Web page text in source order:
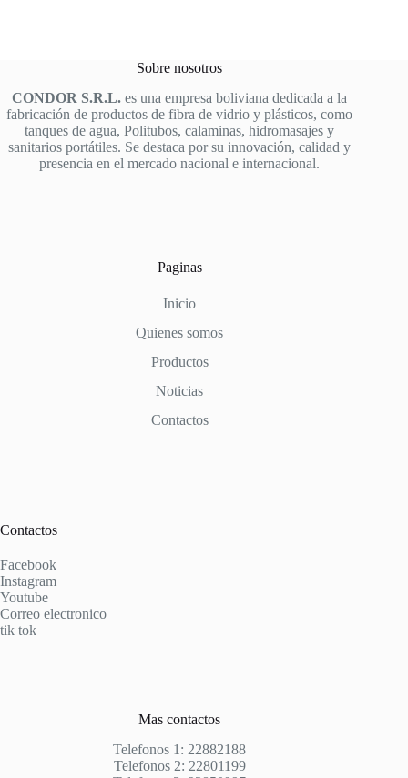
Sobre nosotros
CONDOR S.R.L. es una empresa boliviana dedicada a la
fabricación de productos de fibra de vidrio y plásticos, como
tanques de agua, Politubos, calaminas, hidromasajes y
sanitarios portátiles. Se destaca por su innovación, calidad y
presencia en el mercado nacional e internacional.
Paginas
Inicio
Quienes somos
Productos
Noticias
Contactos
Contactos
Facebook
Instagram
Youtube
Correo electronico
tik tok
Mas contactos
Telefonos 1: 22882188
Telefonos 2: 22801199